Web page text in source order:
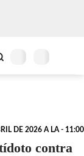
DE 2026 A LA - 11:00
contra